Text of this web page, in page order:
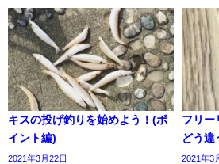
キスの投げ釣りを始めよう！(ポ
イント編)
2021年3月22日
フリー
どう違
2021年3